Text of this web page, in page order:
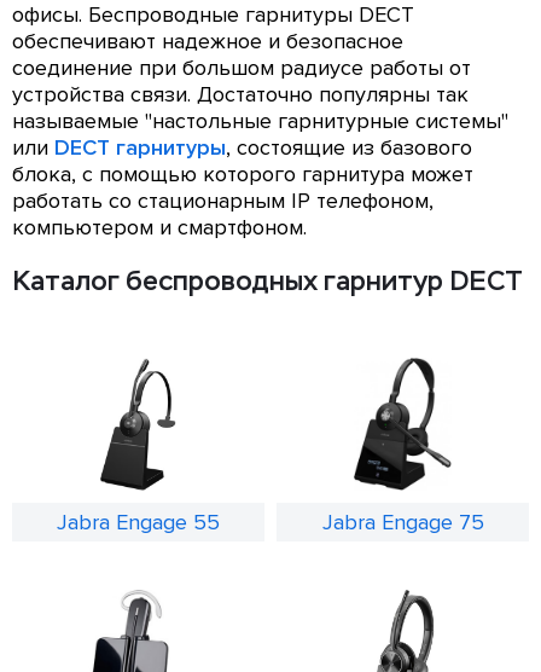
офисы. Беспроводные гарнитуры DECT
обеспечивают надежное и безопасное
соединение при большом радиусе работы от
устройства связи. Достаточно популярны так
называемые "настольные гарнитурные системы"
или DECT гарнитуры, состоящие из базового
блока, с помощью которого гарнитура может
работать со стационарным IP телефоном,
компьютером и смартфоном.
Каталог беспроводных гарнитур DECT
Jabra Engage 55 Jabra Engage 75